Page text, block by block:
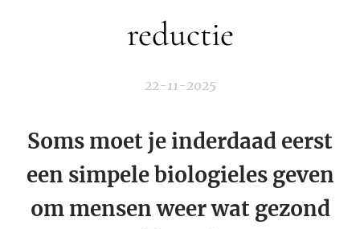
reductie
22-11-2025
Soms moet je inderdaad eerst
een simpele biologieles geven
om mensen weer wat gezond